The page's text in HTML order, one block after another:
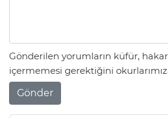
Gönderilen yorumların küfür,
içermemesi gerektiğini
Gönder